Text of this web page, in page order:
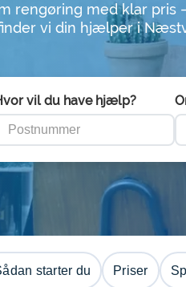
rengøring med klar pris
vi din hjælper i
vil du have hjælp?
starter du Priser